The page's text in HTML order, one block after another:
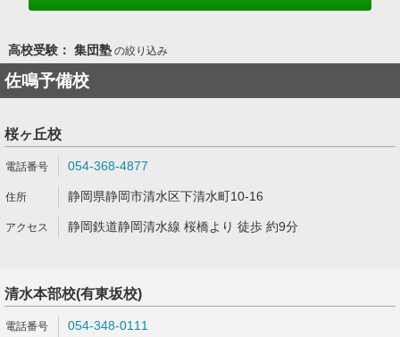
高校受験： 集団塾の絞り込み
佐鳴予備校
桜ヶ丘校
054-368-4877
静岡県静岡市清水区下清水町10-16
静岡鉄道静岡清水線 桜橋より 徒歩 約9分
清水本部校(有東坂校)
054-348-0111